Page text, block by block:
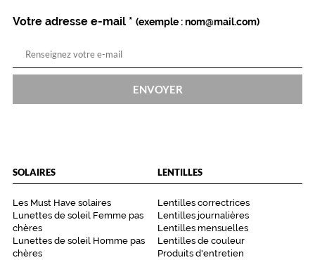
Votre adresse e-mail * (exemple : nom@mail.com)
ENVOYER
SOLAIRES
Les Must Have solaires
Lunettes de soleil Femme pas
chères
Lunettes de soleil Homme pas
chères
LENTILLES
Lentilles correctrices
Lentilles journalières
Lentilles mensuelles
Lentilles de couleur
Produits d'entretien